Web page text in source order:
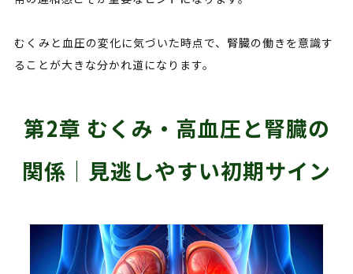
むくみと血圧の変化に気づいた時点で、腎臓の働きを意識す
ることが大きな分かれ道になります。
第2章 むくみ・高血圧と腎臓の
関係｜見逃しやすい初期サイン